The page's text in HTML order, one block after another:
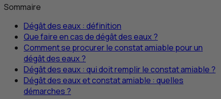
Sommaire
Dégât des eaux : définition
Que faire en cas de dégât des eaux ?
Comment se procurer le constat amiable pour un
dégât des eaux ?
Dégât des eaux : qui doit remplir le constat amiable ?
Dégât des eaux et constat amiable : quelles
démarches ?